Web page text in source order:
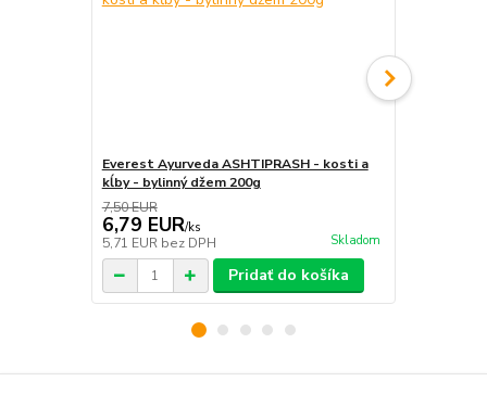
Everest Ayurveda ASHTIPRASH - kosti a
kĺby - bylinný džem 200g
7,50 EUR
6,79 EUR/ks
5,71 EUR bez DPH Skladom
Pridať do košíka